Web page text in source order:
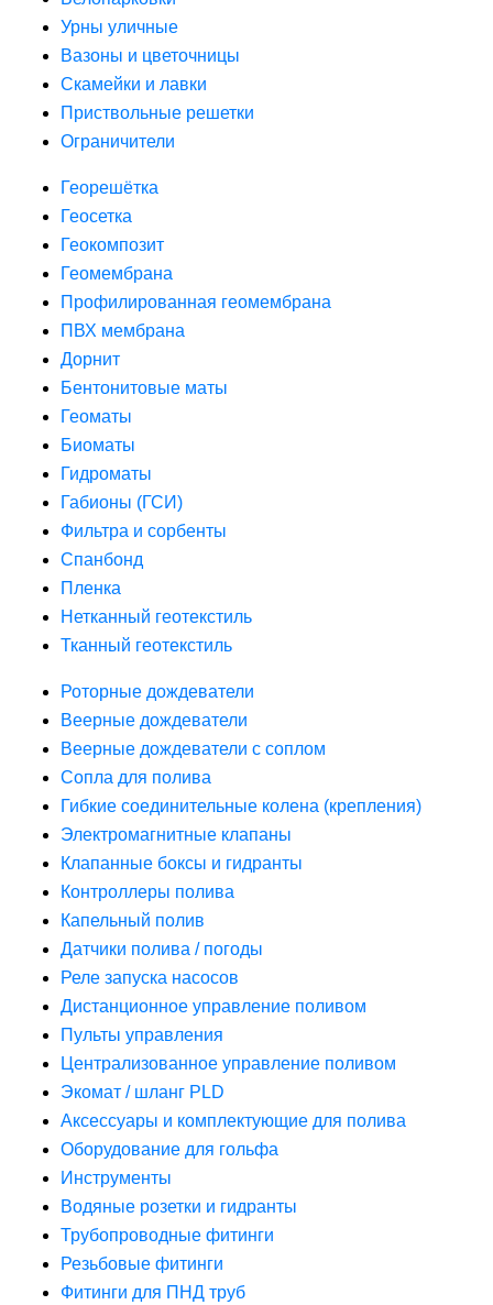
Урны уличные
Вазоны и цветочницы
Скамейки и лавки
Приствольные решетки
Ограничители
Георешётка
Геосетка
Геокомпозит
Геомембрана
Профилированная геомембрана
ПВХ мембрана
Дорнит
Бентонитовые маты
Геоматы
Биоматы
Гидроматы
Габионы (ГСИ)
Фильтра и сорбенты
Спанбонд
Пленка
Нетканный геотекстиль
Тканный геотекстиль
Роторные дождеватели
Веерные дождеватели
Веерные дождеватели с соплом
Сопла для полива
Гибкие соединительные колена (крепления)
Электромагнитные клапаны
Клапанные боксы и гидранты
Контроллеры полива
Капельный полив
Датчики полива / погоды
Реле запуска насосов
Дистанционное управление поливом
Пульты управления
Централизованное управление поливом
Экомат / шланг PLD
Аксессуары и комплектующие для полива
Оборудование для гольфа
Инструменты
Водяные розетки и гидранты
Трубопроводные фитинги
Резьбовые фитинги
Фитинги для ПНД труб